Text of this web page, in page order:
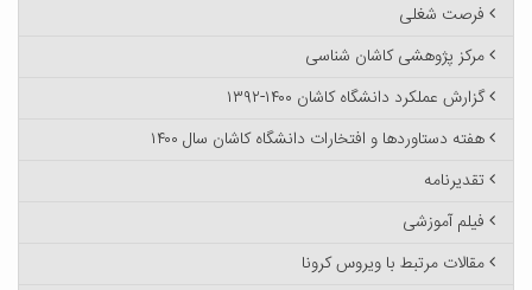
فرصت شغلی
مرکز پژوهشی کاشان شناسی
گزارش عملکرد دانشگاه کاشان ۱۴۰۰-۱۳۹۲
هفته دستاوردها و افتخارات دانشگاه کاشان سال ۱۴۰۰
تقدیرنامه
فیلم آموزشی
مقالات مرتبط با ویروس کرونا